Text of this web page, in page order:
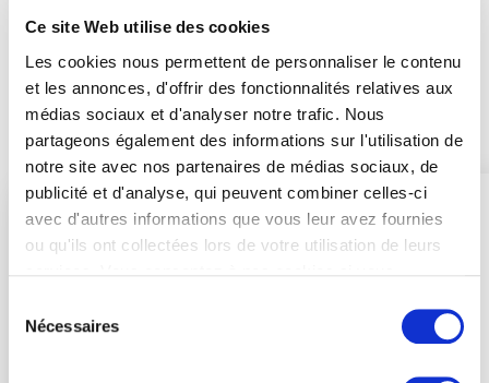
Ce site Web utilise des cookies
Les cookies nous permettent de personnaliser le contenu
et les annonces, d'offrir des fonctionnalités relatives aux
médias sociaux et d'analyser notre trafic. Nous
partageons également des informations sur l'utilisation de
notre site avec nos partenaires de médias sociaux, de
publicité et d'analyse, qui peuvent combiner celles-ci
avec d'autres informations que vous leur avez fournies
ou qu'ils ont collectées lors de votre utilisation de leurs
Nécessaires